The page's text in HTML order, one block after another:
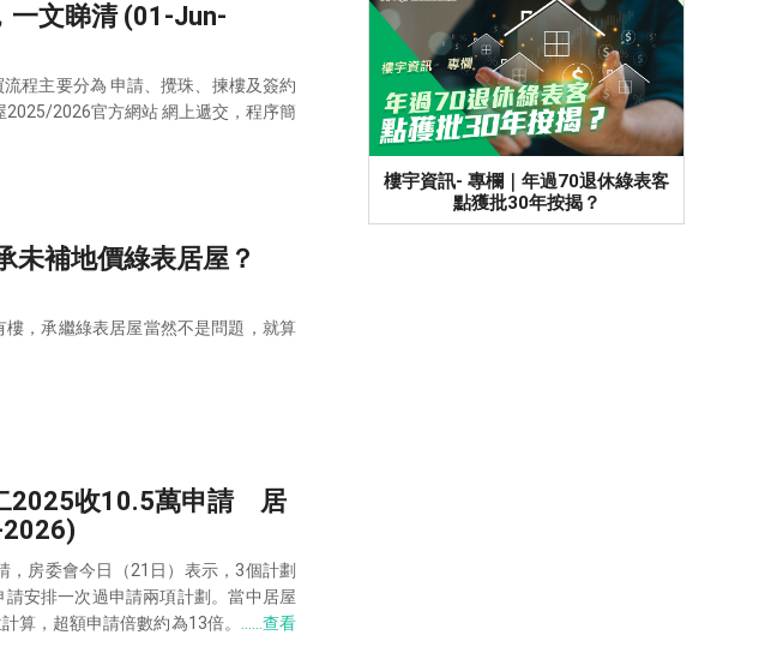
一文睇清 (01-Jun-
程主要分為 申請、攪珠、揀樓及簽約
2026官方網站 網上遞交，程序簡
未補地價綠表居屋？
，承繼綠表居屋當然不是問題，就算
2025收10.5萬申請 居
房委會今日（21日）表示，3個計劃
安排一次過申請兩項計劃。當中居屋
算，超額申請倍數約為13倍。
……查看
樓宇資訊- 專欄｜年過70退休綠表客
點獲批30年按揭？